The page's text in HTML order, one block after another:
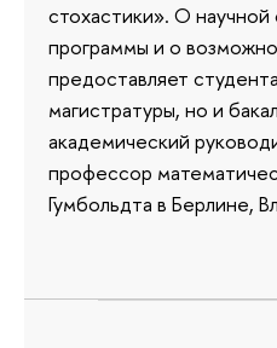
стохастики». О
программы и о
предоставляет
магистратуры, но и
академический
профессор
Гумбольдта в Берлине,